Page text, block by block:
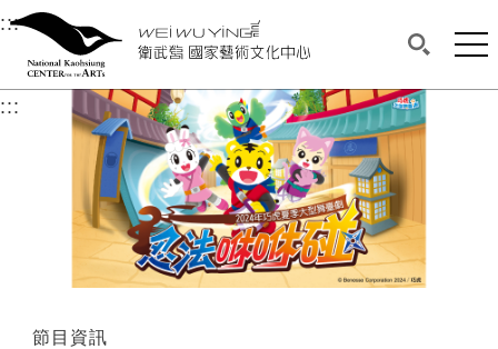
衛武營國家藝術文化中心
中央內容區塊，為本頁主要內容區。
:::選單連結區塊，此區塊列有本網站主要連結。
衛武營國家藝術文化中心
搜尋(開
網
::: 中央內容區塊，為本頁主要內容區。
節目資訊